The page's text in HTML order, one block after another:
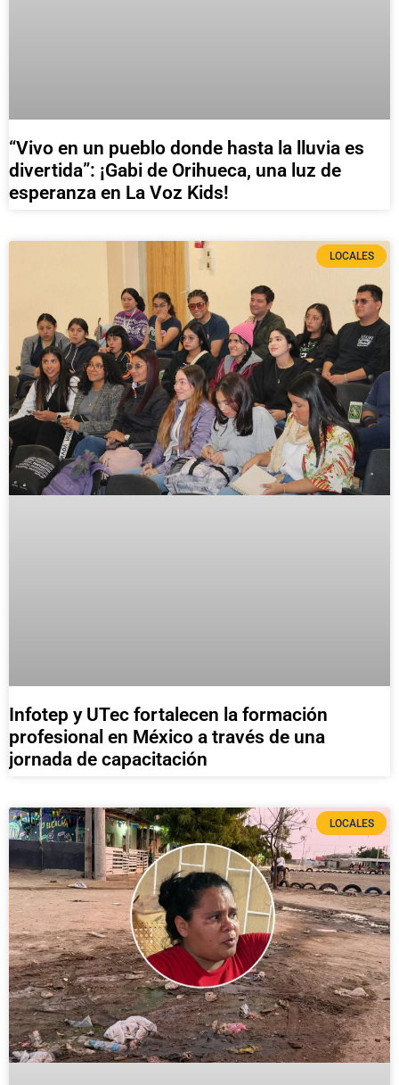
“Vivo en un pueblo donde hasta la lluvia es
divertida”: ¡Gabi de Orihueca, una luz de
esperanza en La Voz Kids!
LOCALES
Infotep y UTec fortalecen la formación
profesional en México a través de una
jornada de capacitación
LOCALES